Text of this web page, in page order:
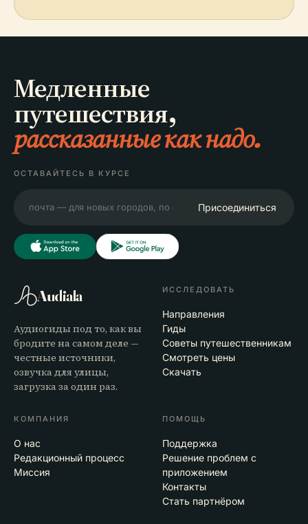
Медленные
путешествия,
рассказанные как надо.
ОСТАВАЙТЕСЬ В КУРСЕ
Присоединиться
Audiala
Аудиогиды под то, как вы
бродите на самом деле —
честные источники,
озвучка для улицы,
загрузка за один раз.
ИССЛЕДОВАТЬ
Направления
Гиды
Советы путешественникам
Смотреть цены
Скачать
КОМПАНИЯ
О нас
Редакционный процесс
Миссия
ПОМОЩЬ
Поддержка
Решение проблем с
приложением
Контакты
Стать партнёром